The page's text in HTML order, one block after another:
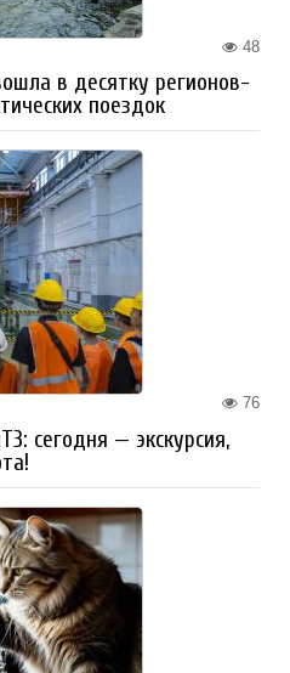
48
в десятку регионов-
поездок
76
сегодня — экскурсия,